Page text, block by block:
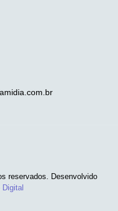
reservados. Desenvolvido